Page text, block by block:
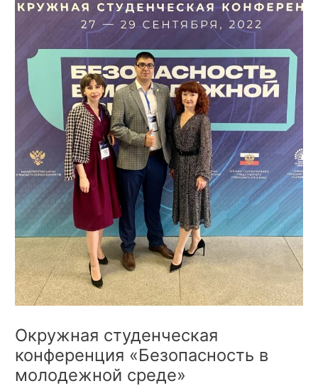
Окружная студенческая
конференция «Безопасность в
молодежной среде»